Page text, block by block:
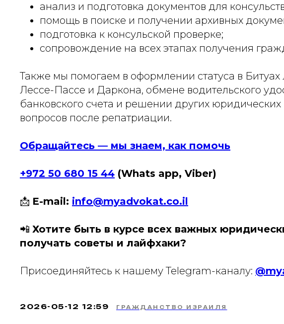
анализ и подготовка документов для
помощь в поиске и получении архивных
подготовка к консульской проверке;
сопровождение на всех этапах получения
Также мы помогаем в оформлении статуса в
Лессе-Пассе и Даркона, обмене водительского
банковского счета и решении других
вопросов после репатриации.
Обращайтесь — мы знаем, как помочь
+972 50 680 15 44 (Whats app, Viber)
📩 E-mail: info@myadvokat.co.il
📲 Хотите быть в курсе всех важных
получать советы и лайфхаки?
Присоединяйтесь к нашему Telegram-каналу:
2026-05-12 12:59 ГРАЖДАНСТВО ИЗРАИЛЯ